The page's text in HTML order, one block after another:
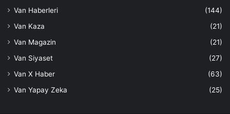
Van Haberleri
(144)
Van Kaza
(21)
Van Magazin
(21)
Van Siyaset
(27)
Van X Haber
(63)
Van Yapay Zeka
(25)